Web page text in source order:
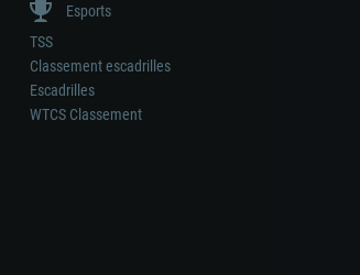
Esports
TSS
Classement escadrilles
Escadrilles
WTCS Classement